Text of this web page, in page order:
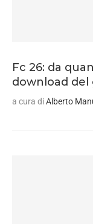
Fc 26: da
download del
a cura diAlberto